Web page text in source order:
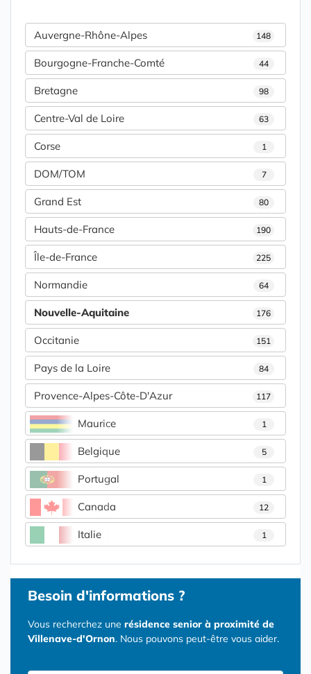
Auvergne-Rhône-Alpes 148
Bourgogne-Franche-Comté 44
Bretagne 98
Centre-Val de Loire 63
Corse 1
DOM/TOM 7
Grand Est 80
Hauts-de-France 190
Île-de-France 225
Normandie 64
Nouvelle-Aquitaine 176
Occitanie 151
Pays de la Loire 84
Provence-Alpes-Côte-D'Azur 117
Maurice 1
Belgique 5
Portugal 1
Canada 12
Italie 1
Besoin d'informations ?
Vous recherchez une résidence senior à proximité de
Villenave-d'Ornon. Nous pouvons peut-être vous aider.